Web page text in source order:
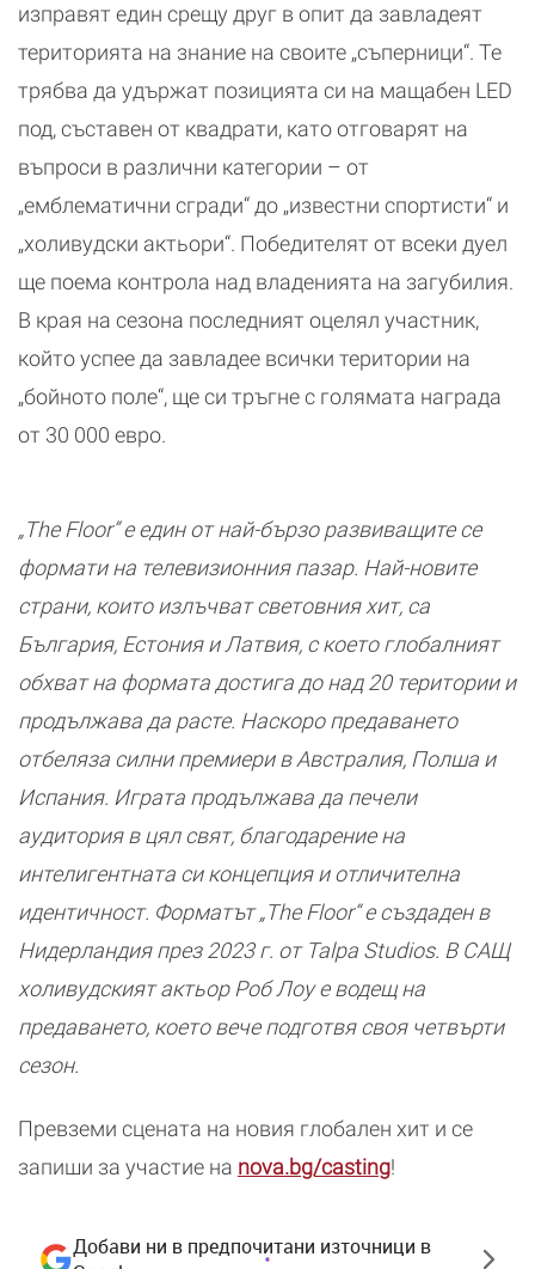
изправят един срещу друг в опит да завладеят
територията на знание на своите „съперници“. Те
трябва да удържат позицията си на мащабен LED
под, съставен от квадрати, като отговарят на
въпроси в различни категории – от
„емблематични сгради“ до „известни спортисти“ и
„холивудски актьори“. Победителят от всеки дуел
ще поема контрола над владенията на загубилия.
В края на сезона последният оцелял участник,
който успее да завладее всички територии на
„бойното поле“, ще си тръгне с голямата награда
от 30 000 евро.
„The Floor” е един от най-бързо развиващите се
формати на телевизионния пазар. Най-новите
страни, които излъчват световния хит, са
България, Естония и Латвия, с което глобалният
обхват на формата достига до над 20 територии и
продължава да расте. Наскоро предаването
отбеляза силни премиери в Австралия, Полша и
Испания. Играта продължава да печели
аудитория в цял свят, благодарение на
интелигентната си концепция и отличителна
идентичност. Форматът „The Floor“ e създаден в
Нидерландия през 2023 г. от Talpa Studios. В САЩ
холивудският актьор Роб Лоу е водещ на
предаването, което вече подготвя своя четвърти
сезон.
Превземи сцената на новия глобален хит и се
запиши за участие на nova.bg/casting!
Добави ни в предпочитани източници в